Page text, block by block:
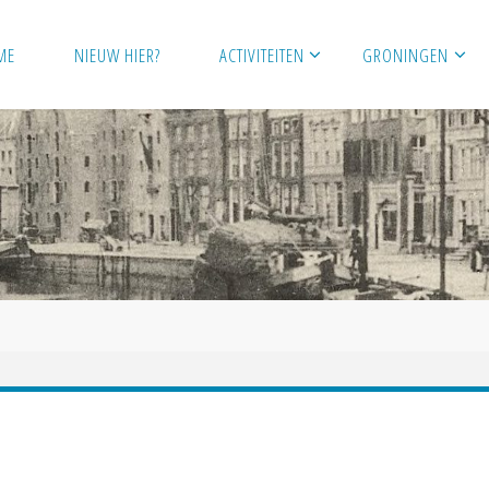
NIEUW HIER? ACTIVITEITEN GRONINGEN